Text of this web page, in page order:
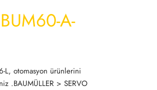
A-
L, otomasyon ürünlerini
.BAUMÜLLER > SERVO